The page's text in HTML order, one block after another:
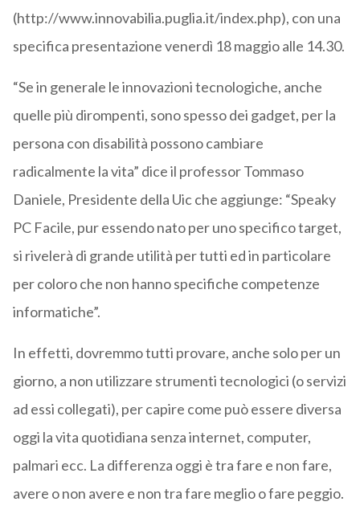
(http://www.innovabilia.puglia.it/index.php), con una
specifica presentazione venerdì 18 maggio alle 14.30.
“Se in generale le innovazioni tecnologiche, anche
quelle più dirompenti, sono spesso dei gadget, per la
persona con disabilità possono cambiare
radicalmente la vita” dice il professor Tommaso
Daniele, Presidente della Uic che aggiunge: “Speaky
PC Facile, pur essendo nato per uno specifico target,
si rivelerà di grande utilità per tutti ed in particolare
per coloro che non hanno specifiche competenze
informatiche”.
In effetti, dovremmo tutti provare, anche solo per un
giorno, a non utilizzare strumenti tecnologici (o servizi
ad essi collegati), per capire come può essere diversa
oggi la vita quotidiana senza internet, computer,
palmari ecc. La differenza oggi è tra fare e non fare,
avere o non avere e non tra fare meglio o fare peggio.